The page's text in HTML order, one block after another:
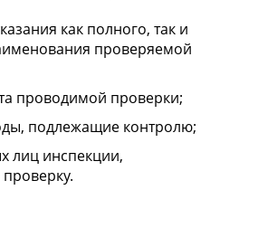
как полного, так и
проверяемой
проводимой проверки;
подлежащие контролю;
лиц инспекции,